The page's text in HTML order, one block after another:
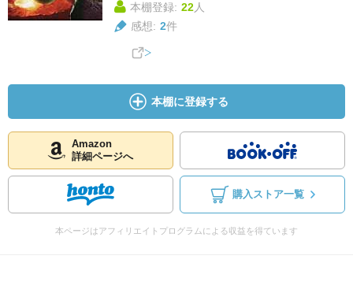
本棚登録: 22人
感想: 2件
本棚に登録する
Amazon
詳細ページへ
購入ストア一覧
本ページはアフィリエイトプログラムによる収益を得ています